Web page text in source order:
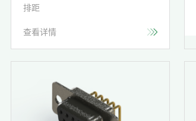
排距
查看详情